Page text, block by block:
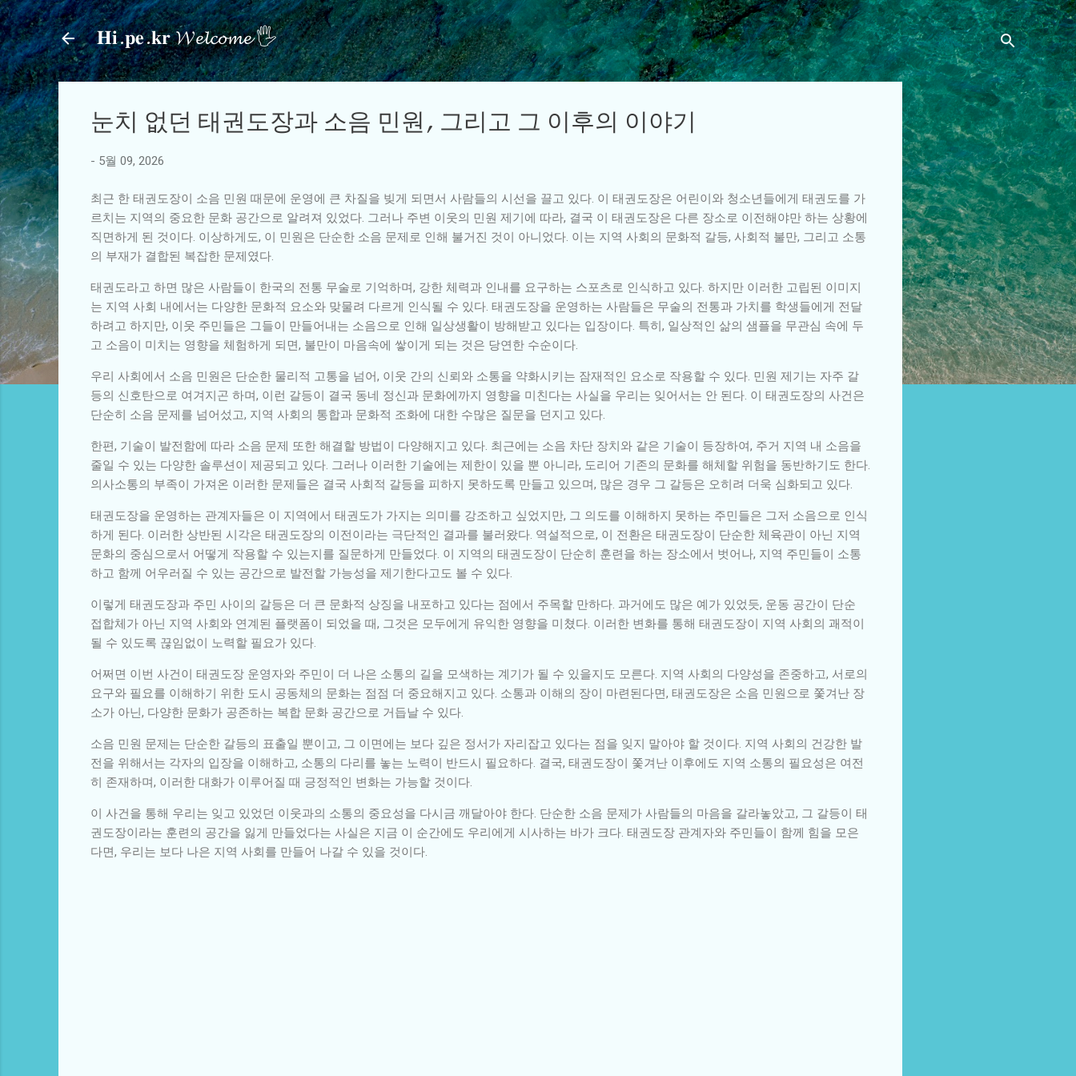
기본 콘텐츠로 건너뛰기
𝐇𝐢.𝐩𝐞.𝐤𝐫 𝓦𝓮𝓵𝓬𝓸𝓶𝓮 🖐
눈치 없던 태권도장과 소음 민원, 그리고 그 이후의 이야기
- 5월 09, 2026
최근 한 태권도장이 소음 민원 때문에 운영에 큰 차질을 빚게 되면서 사람들의 시선을 끌고 있다. 이 태권도장은 어린이와 청소년들에게 태권도를 가
르치는 지역의 중요한 문화 공간으로 알려져 있었다. 그러나 주변 이웃의 민원 제기에 따라, 결국 이 태권도장은 다른 장소로 이전해야만 하는 상황에
직면하게 된 것이다. 이상하게도, 이 민원은 단순한 소음 문제로 인해 불거진 것이 아니었다. 이는 지역 사회의 문화적 갈등, 사회적 불만, 그리고 소통
의 부재가 결합된 복잡한 문제였다.
태권도라고 하면 많은 사람들이 한국의 전통 무술로 기억하며, 강한 체력과 인내를 요구하는 스포츠로 인식하고 있다. 하지만 이러한 고립된 이미지
는 지역 사회 내에서는 다양한 문화적 요소와 맞물려 다르게 인식될 수 있다. 태권도장을 운영하는 사람들은 무술의 전통과 가치를 학생들에게 전달
하려고 하지만, 이웃 주민들은 그들이 만들어내는 소음으로 인해 일상생활이 방해받고 있다는 입장이다. 특히, 일상적인 삶의 샘플을 무관심 속에 두
고 소음이 미치는 영향을 체험하게 되면, 불만이 마음속에 쌓이게 되는 것은 당연한 수순이다.
우리 사회에서 소음 민원은 단순한 물리적 고통을 넘어, 이웃 간의 신뢰와 소통을 약화시키는 잠재적인 요소로 작용할 수 있다. 민원 제기는 자주 갈
등의 신호탄으로 여겨지곤 하며, 이런 갈등이 결국 동네 정신과 문화에까지 영향을 미친다는 사실을 우리는 잊어서는 안 된다. 이 태권도장의 사건은
단순히 소음 문제를 넘어섰고, 지역 사회의 통합과 문화적 조화에 대한 수많은 질문을 던지고 있다.
한편, 기술이 발전함에 따라 소음 문제 또한 해결할 방법이 다양해지고 있다. 최근에는 소음 차단 장치와 같은 기술이 등장하여, 주거 지역 내 소음을
줄일 수 있는 다양한 솔루션이 제공되고 있다. 그러나 이러한 기술에는 제한이 있을 뿐 아니라, 도리어 기존의 문화를 해체할 위험을 동반하기도 한다.
의사소통의 부족이 가져온 이러한 문제들은 결국 사회적 갈등을 피하지 못하도록 만들고 있으며, 많은 경우 그 갈등은 오히려 더욱 심화되고 있다.
태권도장을 운영하는 관계자들은 이 지역에서 태권도가 가지는 의미를 강조하고 싶었지만, 그 의도를 이해하지 못하는 주민들은 그저 소음으로 인식
하게 된다. 이러한 상반된 시각은 태권도장의 이전이라는 극단적인 결과를 불러왔다. 역설적으로, 이 전환은 태권도장이 단순한 체육관이 아닌 지역
문화의 중심으로서 어떻게 작용할 수 있는지를 질문하게 만들었다. 이 지역의 태권도장이 단순히 훈련을 하는 장소에서 벗어나, 지역 주민들이 소통
하고 함께 어우러질 수 있는 공간으로 발전할 가능성을 제기한다고도 볼 수 있다.
이렇게 태권도장과 주민 사이의 갈등은 더 큰 문화적 상징을 내포하고 있다는 점에서 주목할 만하다. 과거에도 많은 예가 있었듯, 운동 공간이 단순
접합체가 아닌 지역 사회와 연계된 플랫폼이 되었을 때, 그것은 모두에게 유익한 영향을 미쳤다. 이러한 변화를 통해 태권도장이 지역 사회의 괘적이
될 수 있도록 끊임없이 노력할 필요가 있다.
어쩌면 이번 사건이 태권도장 운영자와 주민이 더 나은 소통의 길을 모색하는 계기가 될 수 있을지도 모른다. 지역 사회의 다양성을 존중하고, 서로의
요구와 필요를 이해하기 위한 도시 공동체의 문화는 점점 더 중요해지고 있다. 소통과 이해의 장이 마련된다면, 태권도장은 소음 민원으로 쫓겨난 장
소가 아닌, 다양한 문화가 공존하는 복합 문화 공간으로 거듭날 수 있다.
소음 민원 문제는 단순한 갈등의 표출일 뿐이고, 그 이면에는 보다 깊은 정서가 자리잡고 있다는 점을 잊지 말아야 할 것이다. 지역 사회의 건강한 발
전을 위해서는 각자의 입장을 이해하고, 소통의 다리를 놓는 노력이 반드시 필요하다. 결국, 태권도장이 쫓겨난 이후에도 지역 소통의 필요성은 여전
히 존재하며, 이러한 대화가 이루어질 때 긍정적인 변화는 가능할 것이다.
이 사건을 통해 우리는 잊고 있었던 이웃과의 소통의 중요성을 다시금 깨달아야 한다. 단순한 소음 문제가 사람들의 마음을 갈라놓았고, 그 갈등이 태
권도장이라는 훈련의 공간을 잃게 만들었다는 사실은 지금 이 순간에도 우리에게 시사하는 바가 크다. 태권도장 관계자와 주민들이 함께 힘을 모은
다면, 우리는 보다 나은 지역 사회를 만들어 나갈 수 있을 것이다.